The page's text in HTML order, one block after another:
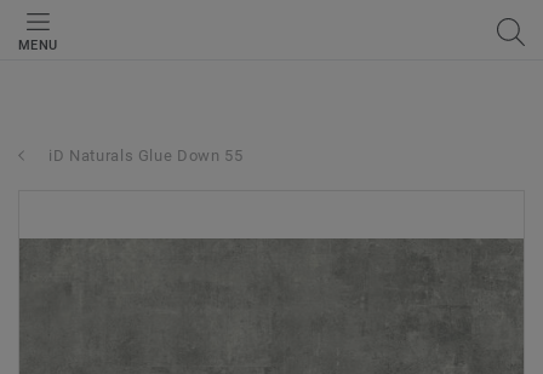
MENU
iD Naturals Glue Down 55